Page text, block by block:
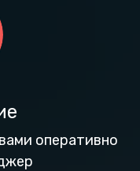
оперативно